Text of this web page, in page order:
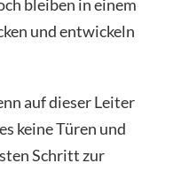
bleiben in einem
und entwickeln
auf dieser Leiter
keine Türen und
Schritt zur